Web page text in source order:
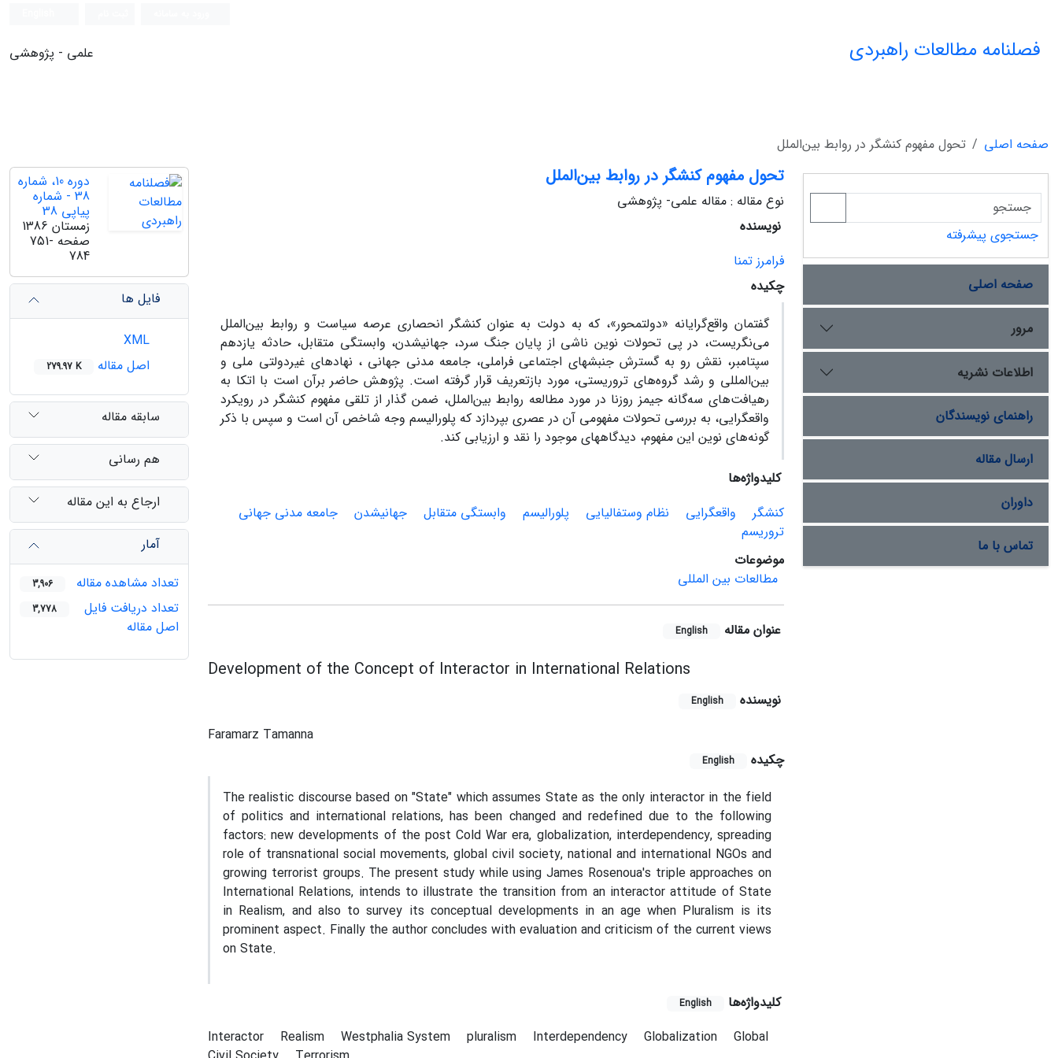
فصلنامه مطالعات راهبردی علمی - پژوهشی
صفحه اصلی تحول مفهوم کنش‏گر در روابط بین‌الملل
تحول مفهوم کنش‏گر در روابط بین‌الملل
نوع مقاله : مقاله علمی- پژوهشی
نویسنده
فرامرز تمنا
چکیده
گفتمان واقع‌گرایانه «دولت‏محور»، که به دولت به عنوان کنش‏گر انحصاری عرصه سیاست و روابط بین‌الملل
می‌نگریست، در پی تحولات نوین ناشی از پایان جنگ سرد، جهانی‏شدن، وابستگی متقابل، حادثه یازدهم
سپتامبر، نقش رو ‌به گسترش جنبش‏های اجتماعی فراملی، جامعه مدنی جهانی ، نهادهای غیردولتی ملی و
بین‌المللی و رشد گروه‌های تروریستی، مورد بازتعریف قرار گرفته است. پژوهش حاضر بر‌آن است با اتکا به
رهیافت‌های سه‌گانه جیمز روزنا در مورد مطالعه روابط بین‌الملل، ضمن گذار از تلقی مفهوم کنش‏گر در رویکرد
واقع‏گرایی، به بررسی تحولات مفهومی آن در عصری بپردازد که پلورالیسم وجه شاخص آن است و سپس با ذکر
گونه‌های نوین این مفهوم، دیدگاههای موجود را نقد و ارزیابی کند.
کلیدواژه‌ها
کنش‏گر
واقع‏گرایی نظام وستفالیایی پلورالیسم وابستگی متقابل جهانی‏شدن
جامعه مدنی جهانی
تروریسم
موضوعات
مطالعات بین المللی
عنوان مقاله English
Development of the Concept of Interactor in International Relations
نویسنده English
Faramarz Tamanna
چکیده
English
The realistic discourse based on "State" which assumes State as the only interactor in the field
of politics and international relations, has been changed and redefined due to the following
factors: new developments of the post Cold War era, globalization, interdependency, spreading
role of transnational social movements, global civil society, national and international NGOs and
growing terrorist groups. The present study while using James Rosenoua's triple approaches on
International Relations, intends to illustrate the transition from an interactor attitude of State
in Realism, and also to survey its conceptual developments in an age when Pluralism is its
prominent aspect. Finally the author concludes with evaluation and criticism of the current views
on State.
کلیدواژه‌ها English
Interactor Realism Westphalia System pluralism Interdependency Globalization
Global
دوره 10، شماره
38 - شماره
پیاپی 38
زمستان 1386
صفحه 751-
784
فایل ها
اصل مقاله
279.97 K
سابقه مقاله
هم رسانی
ارجاع به این مقاله
آمار
تعداد مشاهده مقاله
3,906
تعداد دریافت فایل
اصل مقاله
3,778
جستجوی پیشرفته
صفحه اصلی
مرور
اطلاعات نشریه
راهنمای نویسندگان
ارسال مقاله
داوران
تماس با ما